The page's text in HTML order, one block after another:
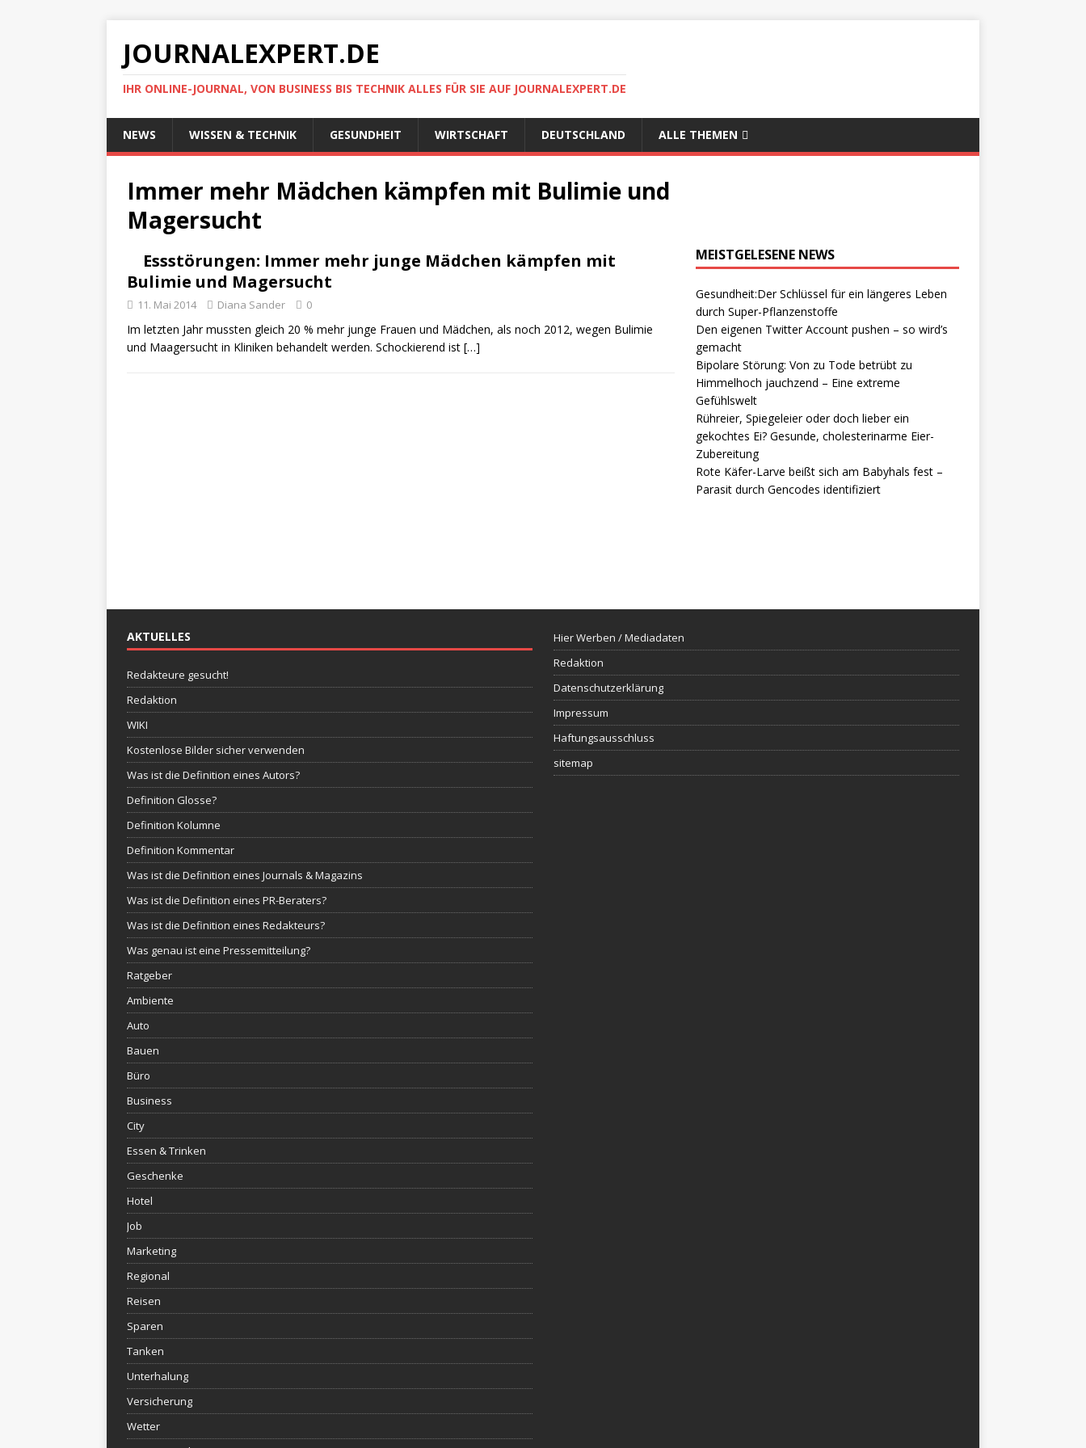
JOURNALEXPERT.DE
IHR ONLINE-JOURNAL, VON BUSINESS BIS TECHNIK ALLES FÜR SIE AUF JOURNALEXPERT.DE
NEWS WISSEN & TECHNIK GESUNDHEIT WIRTSCHAFT DEUTSCHLAND ALLE THEMEN
Immer mehr Mädchen kämpfen mit Bulimie und
Magersucht
Essstörungen: Immer mehr junge Mädchen kämpfen mit
Bulimie und Magersucht
11. Mai 2014 Diana Sander 0
Im letzten Jahr mussten gleich 20 % mehr junge Frauen und Mädchen, als noch 2012, wegen Bulimie
und Maagersucht in Kliniken behandelt werden. Schockierend ist […]
MEISTGELESENE NEWS
Gesundheit:Der Schlüssel für ein längeres Leben
durch Super-Pflanzenstoffe
Den eigenen Twitter Account pushen – so wird’s
gemacht
Bipolare Störung: Von zu Tode betrübt zu
Himmelhoch jauchzend – Eine extreme
Gefühlswelt
Rühreier, Spiegeleier oder doch lieber ein
gekochtes Ei? Gesunde, cholesterinarme Eier-
Zubereitung
Rote Käfer-Larve beißt sich am Babyhals fest –
Parasit durch Gencodes identifiziert
AKTUELLES
Redakteure gesucht!
Redaktion
WIKI
Kostenlose Bilder sicher verwenden
Was ist die Definition eines Autors?
Definition Glosse?
Definition Kolumne
Definition Kommentar
Was ist die Definition eines Journals & Magazins
Was ist die Definition eines PR-Beraters?
Was ist die Definition eines Redakteurs?
Was genau ist eine Pressemitteilung?
Ratgeber
Ambiente
Auto
Bauen
Büro
Business
City
Essen & Trinken
Geschenke
Hotel
Job
Marketing
Regional
Reisen
Sparen
Tanken
Unterhalung
Versicherung
Wetter
Hier Werben / Mediadaten
Redaktion
Datenschutzerklärung
Impressum
Haftungsausschluss
sitemap